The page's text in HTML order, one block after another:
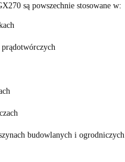
są powszechnie stosowane w:
prądotwórczych
budowlanych i ogrodniczych